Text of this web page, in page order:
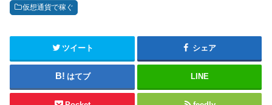
仮想通貨で稼ぐ
ツイート シェア
はてブ LINE